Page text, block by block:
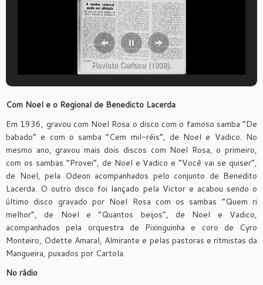
Revista Carioca (1938).
Com Noel e o Regional de Benedicto Lacerda
Em 1936, gravou com Noel Rosa o disco com o famoso samba “De
babado” e com o samba “Cem mil-réis”, de Noel e Vadico. No
mesmo ano, gravou mais dois discos com Noel Rosa, o primeiro,
com os sambas “Provei”, de Noel e Vadico e “Você vai se quiser”,
de Noel, pela Odeon acompanhados pelo conjunto de Benedito
Lacerda. O outro disco foi lançado pela Victor e acabou sendo o
último disco gravado por Noel Rosa com os sambas “Quem ri
melhor”, de Noel e “Quantos beijos”, de Noel e Vadico,
acompanhados pela orquestra de Pixinguinha e coro de Cyro
Monteiro, Odette Amaral, Almirante e pelas pastoras e ritmistas da
Mangueira, puxados por Cartola.
No rádio